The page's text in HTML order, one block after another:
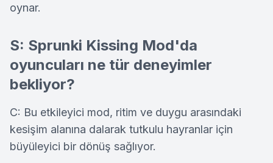
oynar.
S: Sprunki Kissing Mod'da
oyuncuları ne tür deneyimler
bekliyor?
C: Bu etkileyici mod, ritim ve duygu arasındaki
kesişim alanına dalarak tutkulu hayranlar için
büyüleyici bir dönüş sağlıyor.